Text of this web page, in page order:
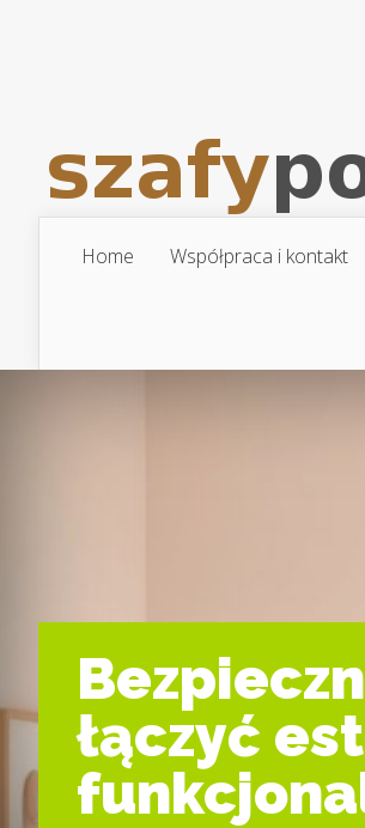
Home Współpraca i kontakt
łączyć